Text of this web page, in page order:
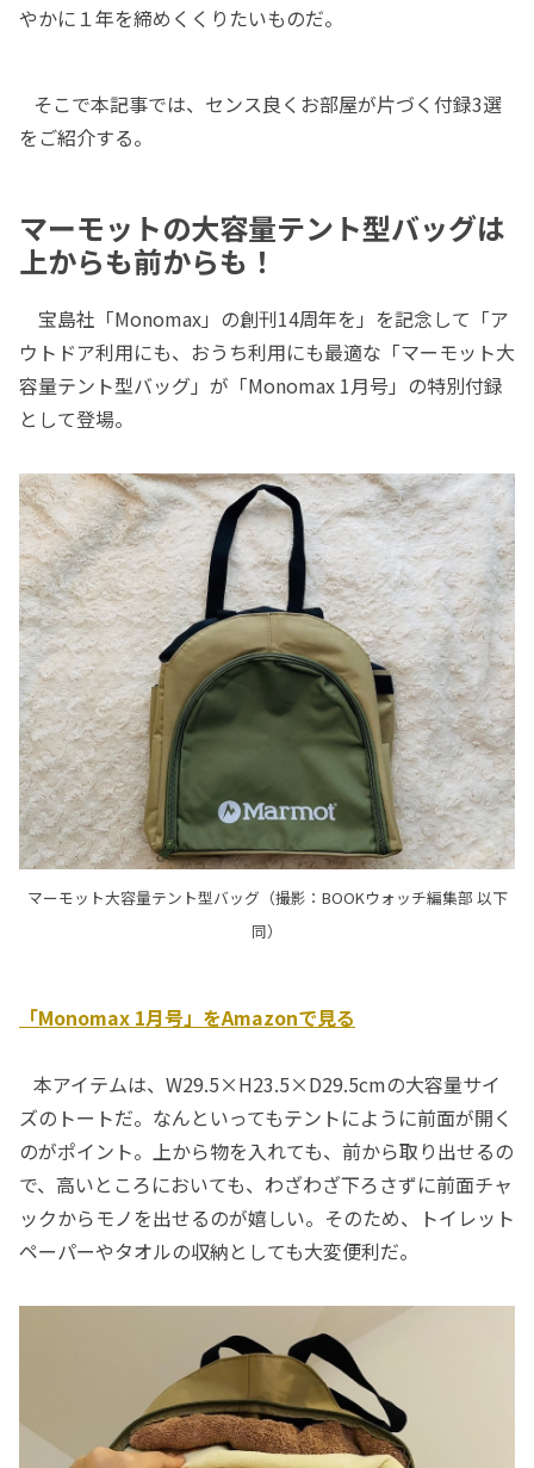
やかに１年を締めくくりたいものだ。
そこで本記事では、センス良くお部屋が片づく付録3選
をご紹介する。
マーモットの大容量テント型バッグは
上からも前からも！
宝島社「Monomax」の創刊14周年を」を記念して「ア
ウトドア利用にも、おうち利用にも最適な「マーモット大
容量テント型バッグ」が「Monomax 1月号」の特別付録
として登場。
マーモット大容量テント型バッグ（撮影：BOOKウォッチ編集部 以下
同）
「Monomax 1月号」をAmazonで見る
本アイテムは、W29.5×H23.5×D29.5cmの大容量サイ
ズのトートだ。なんといってもテントにように前面が開く
のがポイント。上から物を入れても、前から取り出せるの
で、高いところにおいても、わざわざ下ろさずに前面チャ
ックからモノを出せるのが嬉しい。そのため、トイレット
ペーパーやタオルの収納としても大変便利だ。